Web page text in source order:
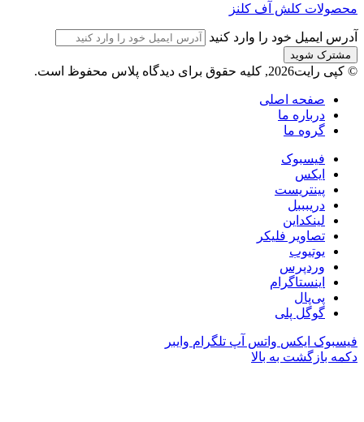
محصولات کلش آف کلنز
آدرس ایمیل خود را وارد کنید
© کپی رایت2026, کلیه حقوق برای دیدگاه پلاس محفوظ است.
صفحه اصلی
درباره ما
گروه ما
فیسبوک
ایکس
پینتریست
دریبببل
لینکداین
تصاویر فلیکر
یوتیوب
وردپرس
اینستاگرام
پی‌پال
گوگل پلی
فیسبوک ایکس واتس آپ تلگرام وایبر
دکمه بازگشت به بالا